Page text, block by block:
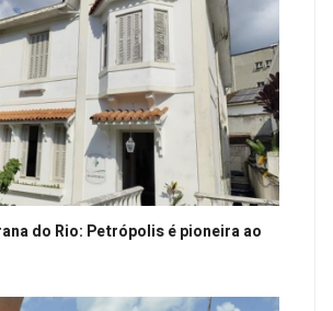
do Rio: Petrópolis é pioneira ao